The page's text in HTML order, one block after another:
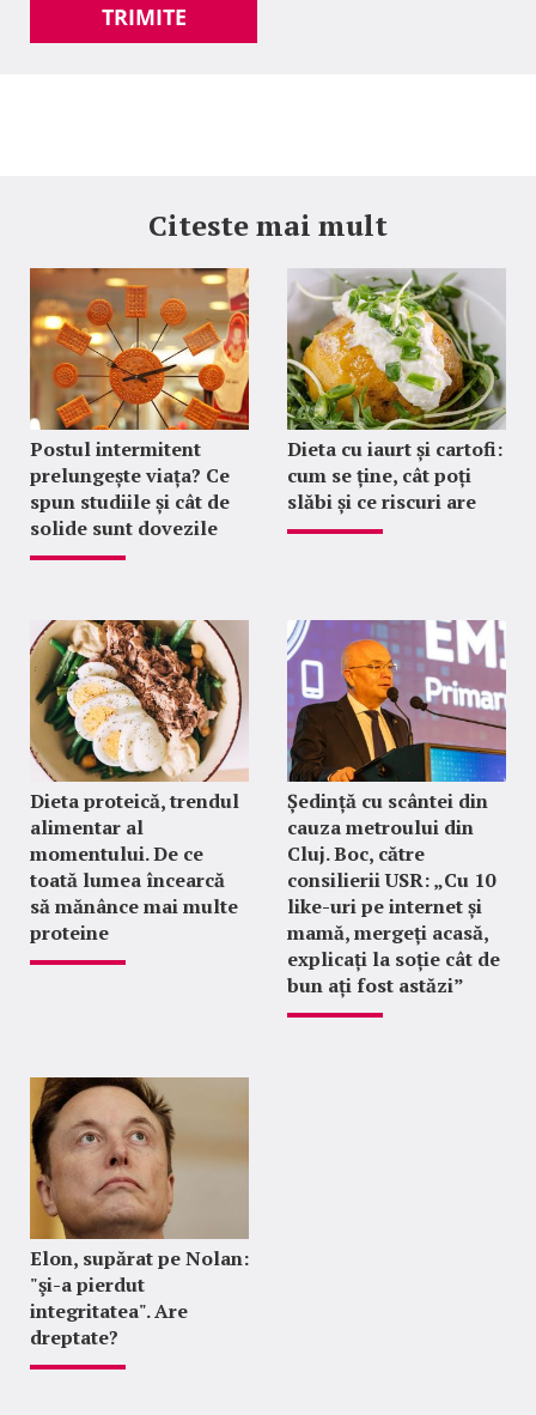
TRIMITE
Citeste mai mult
Postul intermitent
prelungește viața? Ce
spun studiile și cât de
solide sunt dovezile
Dieta cu iaurt și cartofi:
cum se ține, cât poți
slăbi și ce riscuri are
Dieta proteică, trendul
alimentar al
momentului. De ce
toată lumea încearcă
să mănânce mai multe
proteine
Ședință cu scântei din
cauza metroului din
Cluj. Boc, către
consilierii USR: „Cu 10
like-uri pe internet și
mamă, mergeți acasă,
explicați la soție cât de
bun ați fost astăzi”
Elon, supărat pe Nolan:
"şi-a pierdut
integritatea". Are
dreptate?